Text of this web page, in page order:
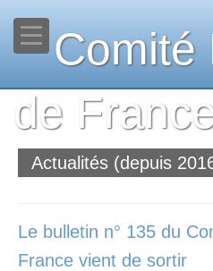
Comité
de
Actualités (depuis
Le bulletin n° 135 du
France vient de sortir